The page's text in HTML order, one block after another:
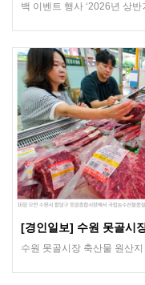
백 이벤트 행사 ‘2026년 상
[경인일보] 수원 못골시
수원 못골시장 축산물 원산